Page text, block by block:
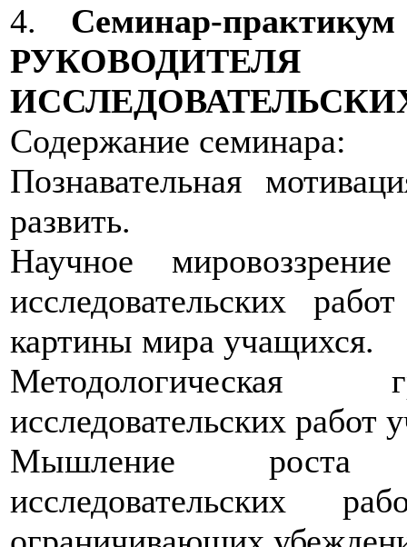
4. Семинар-
Содержание семинара:
Познавательная
развить.
Научное
исследовательских
картины мира учащихся.
Методологическая
исследовательских работ
Мышление роста
исследовательских